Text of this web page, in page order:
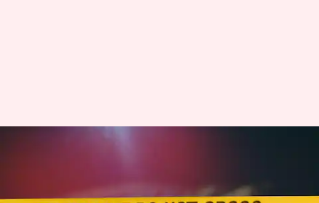
లండన్ ఫ్లాట్ లో హైదరాబాద్
విద్యార్థిని దారుణ హత్య..
శోకసంద్రంలో కుటుంబం